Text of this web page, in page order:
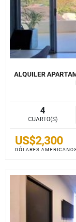
ALQUILER
4
CUARTO(S)
US$2,300
DÓLARES